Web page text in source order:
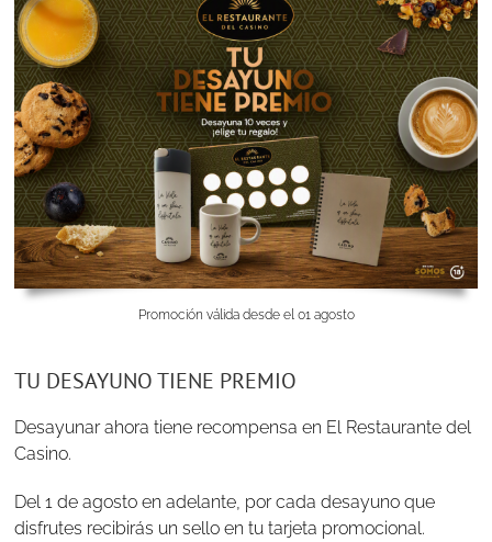
Promoción válida desde el 01 agosto
TU DESAYUNO TIENE PREMIO
Desayunar ahora tiene recompensa en El Restaurante del
Casino.
Del 1 de agosto en adelante, por cada desayuno que
disfrutes recibirás un sello en tu tarjeta promocional.